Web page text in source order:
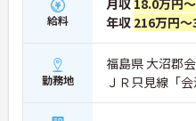
給料
月収 18.0万円
年収 216万円
勤務地
福島県 大沼郡
ＪＲ只見線「